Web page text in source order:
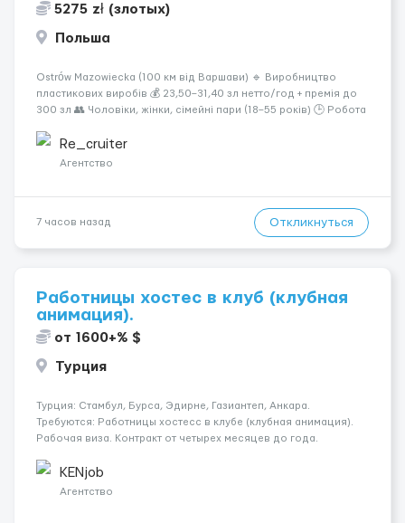
5275 zł (злотых)
Польша
Ostrów Mazowiecka (100 км від Варшави) 🔹 Виробництво
пластикових виробів 💰 23,50–31,40 зл нетто/год + премія до
300 зл 👥 Чоловіки, жінки, сімейні пари (18–55 років) 🕒 Робота
житло — 400 зл. 📦 Обов...
Re_cruiter
Агентство
7 часов назад Откликнуться
Работницы хостес в клуб (клубная
анимация).
от 1600+% $
Турция
Турция: Стамбул, Бурса, Эдирне, Газиантеп, Анкара.
Требуются: Работницы хостесc в клубе (клубная анимация).
Рабочая виза. Контракт от четырех месяцев до года.
страховка. Высокая зарплата + %. Легально. Безопасно.
*Коммуникабел...
KENjob
Агентство